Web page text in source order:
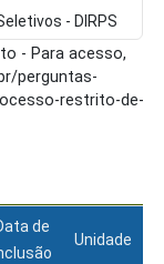
- DIRPS
- Para acesso,
perguntas-
restrito-de-
de
Unidade